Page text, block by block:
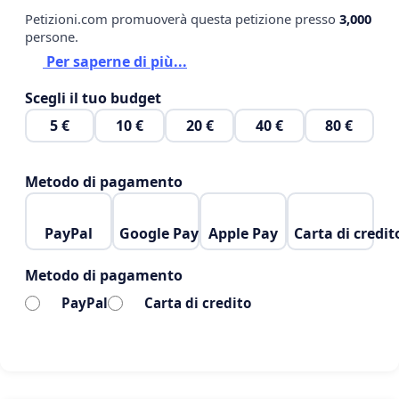
*Regione Calabria*
*Proposta di Legge Regionale n. XX/2024*
*Erogazione Gratuita del Servizio di Sterilizzazione
*Art. 1 - Finalità*
La presente legge ha l'obiettivo di promuovere la
tutela della salute pubblica e del benessere
Petizioni.com promuoverà questa petizione presso 3,000
persone.
Per saperne di più...
Scegli il tuo budget
5 €
10 € 20 € 40 € 80 €
Metodo di pagamento
PayPal Google Pay Apple Pay Carta di
Metodo di pagamento
PayPal Carta di credito